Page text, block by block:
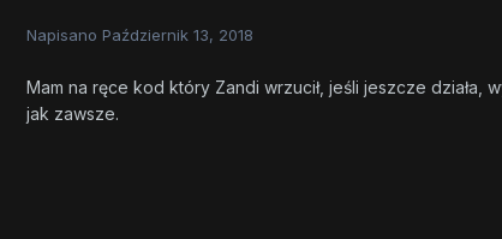
Napisano Październik 13, 2018
Mam na ręce kod który Zandi wrzucił, jeśli jeszcze działa,
jak zawsze.